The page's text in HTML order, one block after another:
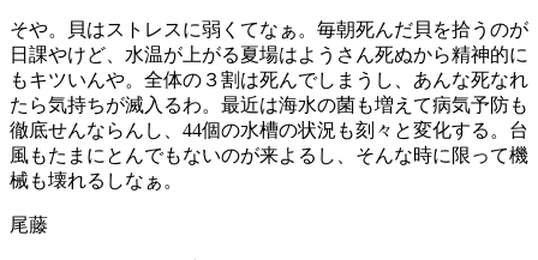
そや。貝はストレスに弱くてなぁ。毎朝死んだ貝を拾うのが
日課やけど、水温が上がる夏場はようさん死ぬから精神的に
もキツいんや。全体の３割は死んでしまうし、あんな死なれ
たら気持ちが滅入るわ。最近は海水の菌も増えて病気予防も
徹底せんならんし、44個の水槽の状況も刻々と変化する。台
風もたまにとんでもないのが来よるし、そんな時に限って機
械も壊れるしなぁ。
尾藤